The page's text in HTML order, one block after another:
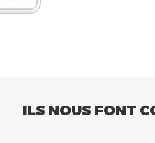
ILS NOUS FONT